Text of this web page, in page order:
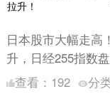
日本股市大幅走高
升，日经255指数
1.80%。同日，
查看： 192 分